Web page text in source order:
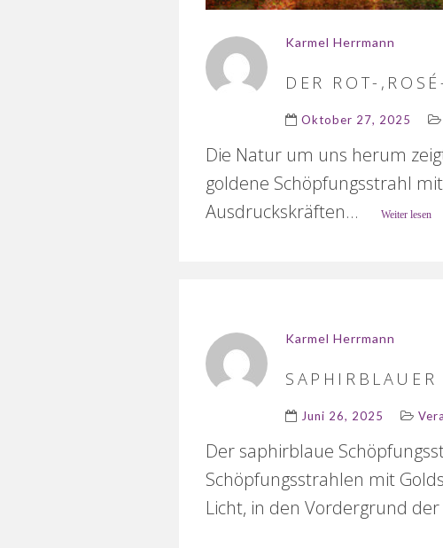
Karmel Herrmann
DER ROT-
Oktober 27, 2025
Die Natur um uns herum
goldene Schöpfungsstrahl
Ausdruckskräften...
Weiter lesen
Karmel Herrmann
Juni 26, 2025
Der saphirblaue
Schöpfungsstrahlen mit
Licht, in den Vordergrund